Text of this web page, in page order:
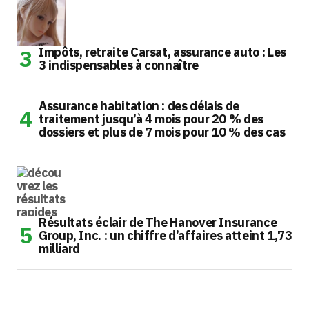
Impôts, retraite Carsat, assurance auto : Les
3 indispensables à connaître
Assurance habitation : des délais de
traitement jusqu’à 4 mois pour 20 % des
dossiers et plus de 7 mois pour 10 % des cas
Résultats éclair de The Hanover Insurance
Group, Inc. : un chiffre d’affaires atteint 1,73
milliard